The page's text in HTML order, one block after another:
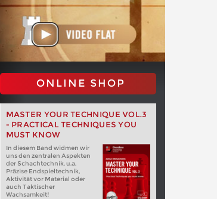
ONLINE SHOP
MASTER YOUR TECHNIQUE VOL.3
- PRACTICAL TECHNIQUES YOU
MUST KNOW
In diesem Band widmen wir
uns den zentralen Aspekten
der Schachtechnik. u.a.
Präzise Endspieltechnik,
Aktivität vor Material oder
auch Taktischer
Wachsamkeit!